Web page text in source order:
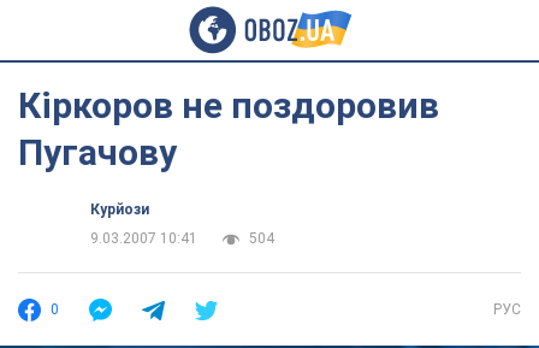
Кіркоров не поздоровив
Пугачову
Курйози
9.03.2007 10:41
504
0 РУС